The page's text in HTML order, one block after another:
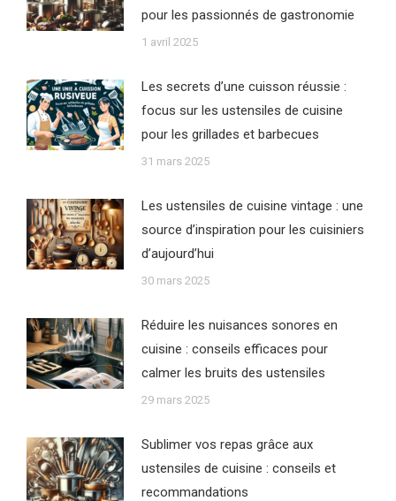
pour les passionnés de gastronomie
1 avril 2025
Les secrets d’une cuisson réussie :
focus sur les ustensiles de cuisine
pour les grillades et barbecues
31 mars 2025
Les ustensiles de cuisine vintage : une
source d’inspiration pour les cuisiniers
d’aujourd’hui
30 mars 2025
Réduire les nuisances sonores en
cuisine : conseils efficaces pour
calmer les bruits des ustensiles
29 mars 2025
Sublimer vos repas grâce aux
ustensiles de cuisine : conseils et
recommandations